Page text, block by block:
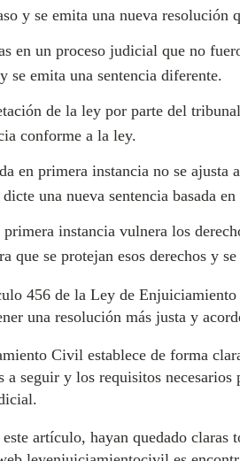
y se emita una nueva resolución
en un proceso judicial que no
se emita una sentencia diferente.
de la ley por parte del
conforme a la ley.
en primera instancia no se
una nueva sentencia basada
instancia vulnera los
que se protejan esos derechos y
456 de la Ley de
una resolución más justa y
Civil establece de forma
seguir y los requisitos necesarios
artículo, hayan quedado